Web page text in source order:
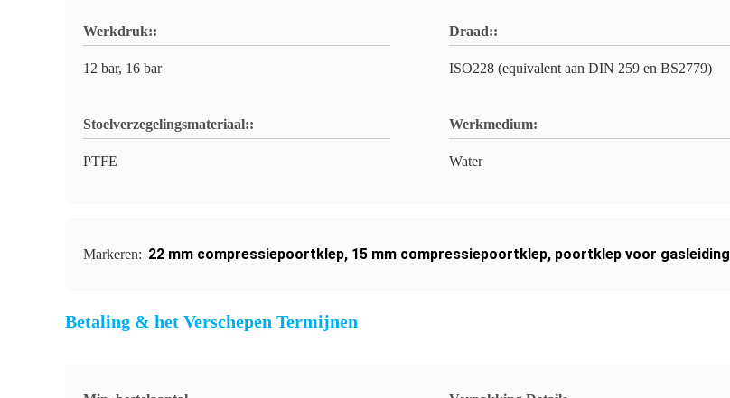
Werkdruk::
12 bar, 16 bar
Draad::
ISO228 (equivalent aan DIN 259 en BS2779)
Stoelverzegelingsmateriaal::
PTFE
Werkmedium:
Water
Markeren: 22 mm compressiepoortklep, 15 mm compressiepoortklep, poortklep voor gasleiding
Betaling & het Verschepen Termijnen